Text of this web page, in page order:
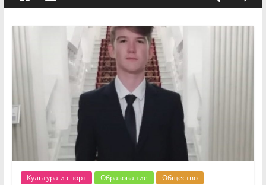
Ученики приняли участие в
мероприятии «Сохраним
первоцветы!»
Культура и спорт Образование Общество